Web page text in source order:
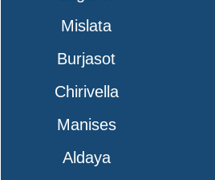
Mislata
Burjasot
Chirivella
Manises
Aldaya